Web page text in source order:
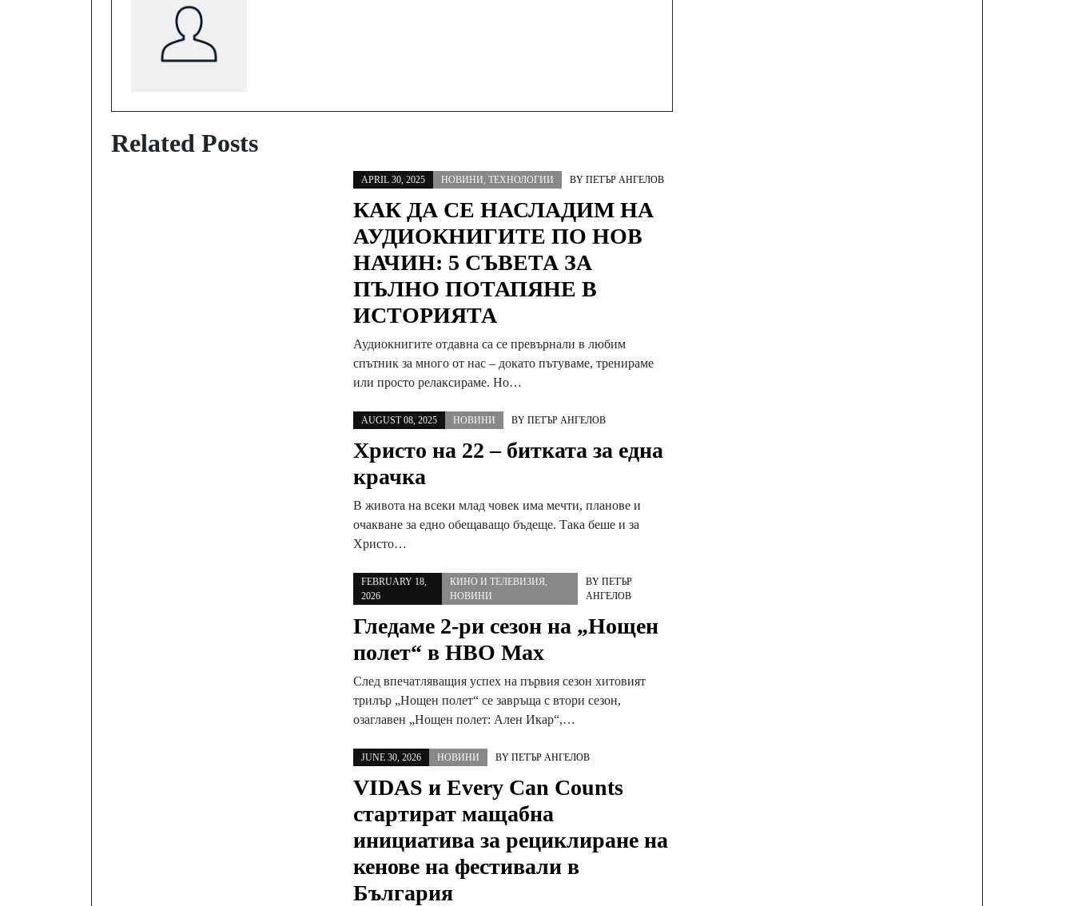
Related Posts
APRIL 30, 2025 НОВИНИ, ТЕХНОЛОГИИ BY ПЕТЪР АНГЕЛОВ
КАК ДА СЕ НАСЛАДИМ НА
АУДИОКНИГИТЕ ПО НОВ
НАЧИН: 5 СЪВЕТА ЗА
ПЪЛНО ПОТАПЯНЕ В
ИСТОРИЯТА
Аудиокнигите отдавна са се превърнали в любим
спътник за много от нас – докато пътуваме, тренираме
или просто релаксираме. Но…
AUGUST 08, 2025 НОВИНИ BY ПЕТЪР АНГЕЛОВ
Христо на 22 – битката за една
крачка
В живота на всеки млад човек има мечти, планове и
очакване за едно обещаващо бъдеще. Така беше и за
Христо…
FEBRUARY 18,
2026
КИНО И ТЕЛЕВИЗИЯ,
НОВИНИ
BY ПЕТЪР
АНГЕЛОВ
Гледаме 2-ри сезон на „Нощен
полет“ в HBO Max
След впечатляващия успех на първия сезон хитовият
трилър „Нощен полет“ се завръща с втори сезон,
озаглавен „Нощен полет: Ален Икар“,…
JUNE 30, 2026 НОВИНИ BY ПЕТЪР АНГЕЛОВ
VIDAS и Every Can Counts
стартират мащабна
инициатива за рециклиране на
кенове на фестивали в
България